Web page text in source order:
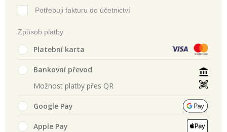
Potřebuji fakturu do účetnictví
Způsob platby
Platební karta
Bankovní převod
Možnost platby přes QR
Google Pay
Apple Pay